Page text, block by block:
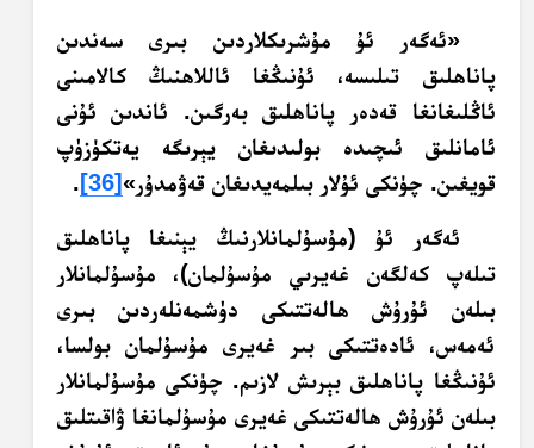
«ئەگەر ئۇ مۇشرىكلاردىن بىرى سەندىن
پاناھلىق تىلىسە، ئۇنىڭغا ئاللاھنىڭ كالامىنى
ئاڭلىغانغا قەدەر پاناھلىق بەرگىن. ئاندىن ئۇنى
ئامانلىق ئىچىدە بولىدىغان يېرىگە يەتكۈزۈپ
قويغىن. چۈنكى ئۇلار بىلمەيدىغان قەۋمدۇر» [36]
.‏
ئەگەر ئۇ (مۇسۇلمانلارنىڭ يېنىغا پاناھلىق
تىلەپ كەلگەن غەيرىي مۇسۇلمان)، مۇسۇلمانلار
بىلەن ئۇرۇش ھالەتتىكى دۈشمەنلەردىن بىرى
ئەمەس، ئادەتتىكى بىر غەيرى مۇسۇلمان بولسا،
ئۇنىڭغا پاناھلىق بېرىش لازىم. چۈنكى مۇسۇلمانلار
بىلەن ئۇرۇش ھالەتتىكى غەيرى مۇسۇلمانغا ۋاقىتلىق